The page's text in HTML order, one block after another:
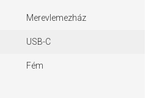
Merevlemezház
USB-C
Fém